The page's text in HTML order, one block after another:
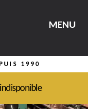
MENU
1990
indisponible